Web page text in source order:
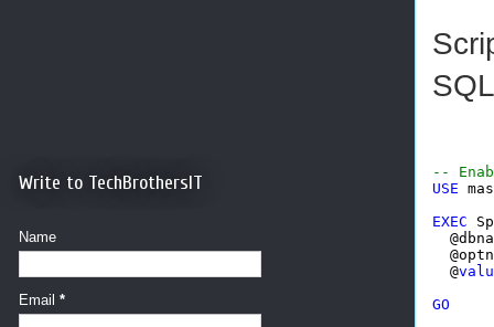
--
USE
EXEC
  @
GO
Write to TechBrothersIT
Name
Email *